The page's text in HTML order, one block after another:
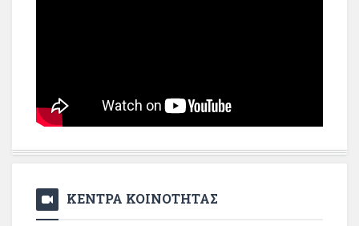
ΚΕΝΤΡΑ ΚΟΙΝΟΤΗΤΑΣ